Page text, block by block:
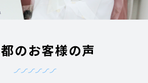
のお客様の声